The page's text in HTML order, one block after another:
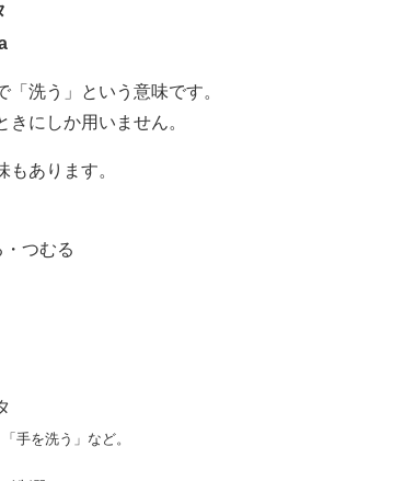
「洗う」という意味です。
きにしか用いません。
もあります。
・つむる
手を洗う」など。